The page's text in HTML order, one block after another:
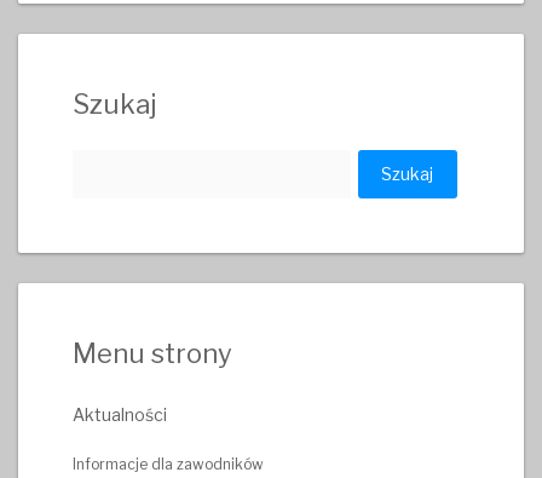
Szukaj
Menu strony
Aktualności
Informacje dla zawodników